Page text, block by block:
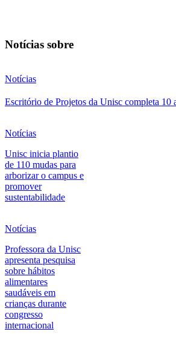
Notícias sobre
Notícias
Escritório de Projetos da Unisc completa 10
Notícias
Unisc inicia plantio
de 110 mudas para
arborizar o campus e
promover
sustentabilidade
Notícias
Professora da Unisc
apresenta pesquisa
sobre hábitos
alimentares
saudáveis em
crianças durante
congresso
internacional